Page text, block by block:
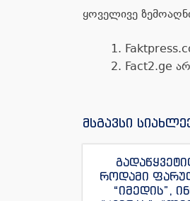
ყოველივე
Fact2.ge
მსგავსი
როდამი
“იმედის”,